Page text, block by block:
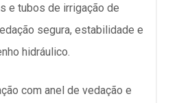
e tubos de irrigação de
segura, estabilidade e
hidráulico.
com anel de vedação e